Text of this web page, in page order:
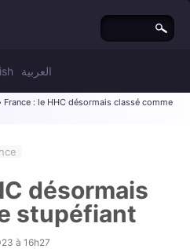
العربية
France : le HHC désormais classé comme
désormais
stupéfiant
à 16h27